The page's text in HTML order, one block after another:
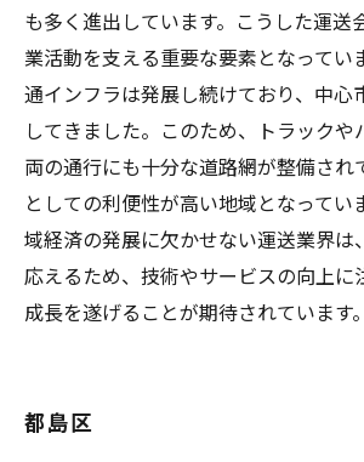
も多く進出しています。こうした運送
業活動を支える重要な要素となってい
通インフラは発展し続けており、中心
してきました。このため、トラックや
両の通行にも十分な道路網が整備され
としての利便性が高い地域となってい
域経済の発展に欠かせない運送業界は
応えるため、技術やサービスの向上に
成長を遂げることが期待されています。
都島区